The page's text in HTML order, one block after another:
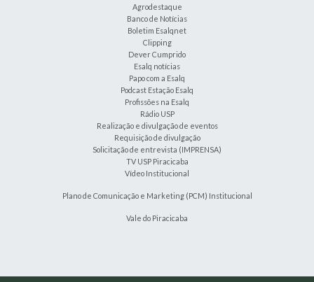
Agrodestaque
Banco de Notícias
Boletim Esalqnet
Clipping
Dever Cumprido
Esalq notícias
Papo com a Esalq
Podcast Estação Esalq
Profissões na Esalq
Rádio USP
Realização e divulgação de eventos
Requisição de divulgação
Solicitação de entrevista (IMPRENSA)
TV USP Piracicaba
Vídeo Institucional
Plano de Comunicação e Marketing (PCM) Institucional
Vale do Piracicaba